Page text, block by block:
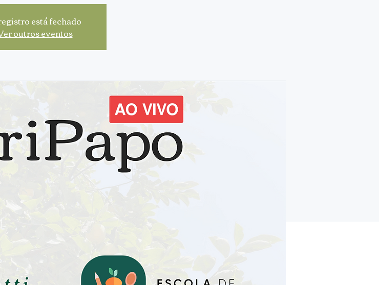
está fechado
outros eventos